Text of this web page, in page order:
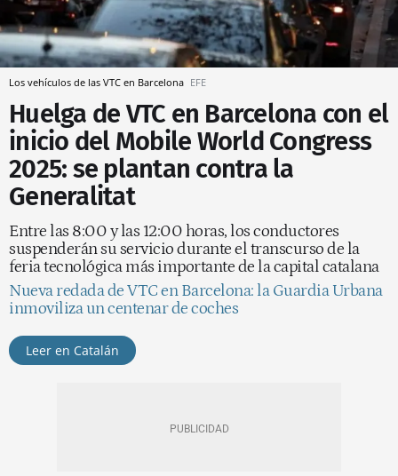
Los vehículos de las VTC en Barcelona EFE
Huelga de VTC en Barcelona con el
inicio del Mobile World Congress
2025: se plantan contra la
Generalitat
Entre las 8:00 y las 12:00 horas, los conductores
suspenderán su servicio durante el transcurso de la
feria tecnológica más importante de la capital catalana
Nueva redada de VTC en Barcelona: la Guardia Urbana
inmoviliza un centenar de coches
Leer en Catalán